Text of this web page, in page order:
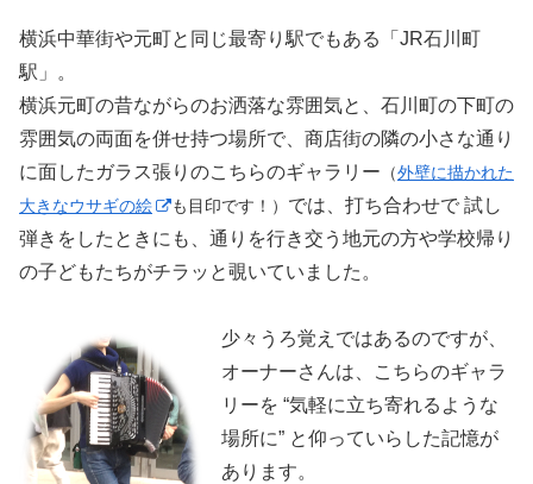
横浜中華街や元町と同じ最寄り駅でもある「JR石川町
駅」。
横浜元町の昔ながらのお洒落な雰囲気と、石川町の下町の
雰囲気の両面を併せ持つ場所で、商店街の隣の小さな通り
に面したガラス張りのこちらのギャラリー （外壁に描かれた
大きなウサギの絵
も目印です！） では、打ち合わせで 試し
弾きをしたときにも、通りを行き交う地元の方や学校帰り
の子どもたちがチラッと覗いていました。
少々うろ覚えではあるのですが、
オーナーさんは、こちらのギャラ
リーを “気軽に立ち寄れるような
場所に” と仰っていらした記憶が
あります。